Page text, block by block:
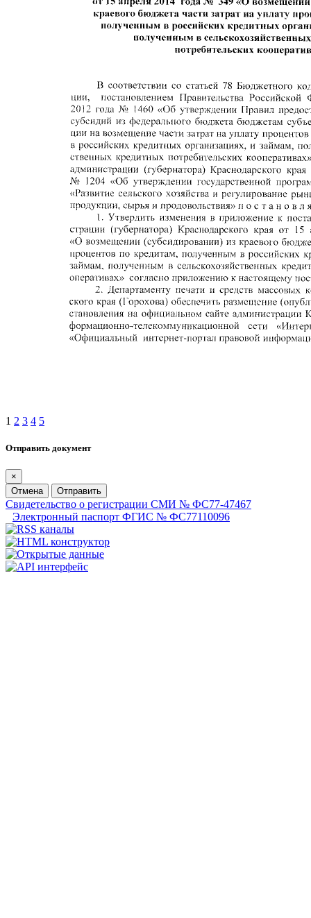
1 2 3 4 5
Отправить документ
×
Отмена
Отправить
Свидетельство о регистрации СМИ № ФС77-47467
Электронный паспорт ФГИС № ФС77110096